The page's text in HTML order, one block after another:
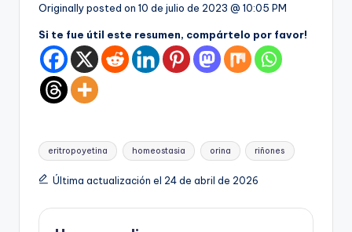
Originally posted on 10 de julio de 2023 @ 10:05 PM
Si te fue útil este resumen, compártelo por favor!
Etiquetas:
eritropoyetina homeostasia orina riñones
Última actualización el 24 de abril de 2026